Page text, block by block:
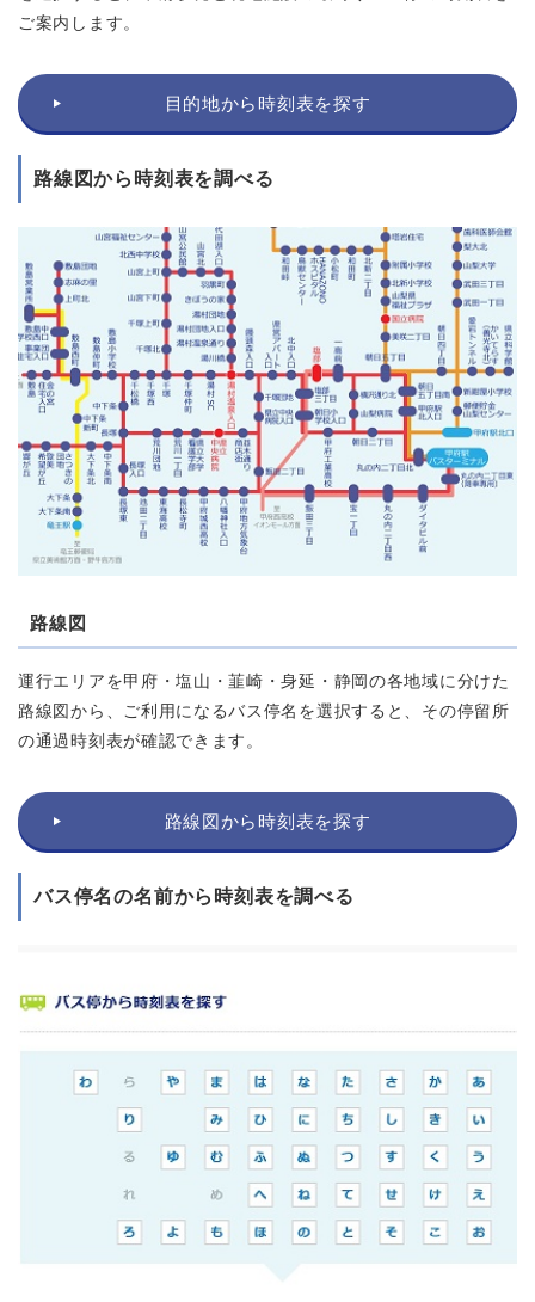
ご案内します。
目的地から時刻表を探す
路線図から時刻表を調べる
路線図
運行エリアを甲府・塩山・韮崎・身延・静岡の各地域に分けた
路線図から、ご利用になるバス停名を選択すると、その停留所
の通過時刻表が確認できます。
路線図から時刻表を探す
バス停名の名前から時刻表を調べる